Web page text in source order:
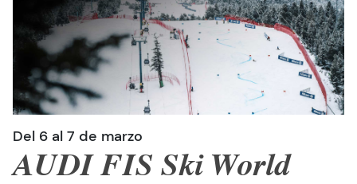
Del 6 al 7 de marzo
AUDI FIS Ski World